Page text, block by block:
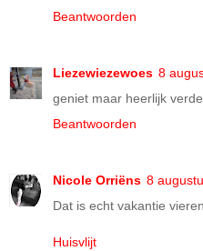
Beantwoorden
Liezewiezewoes 8
geniet maar heerlijk
Beantwoorden
Nicole Orriëns 8
Dat is echt vakantie
Huisvlijt